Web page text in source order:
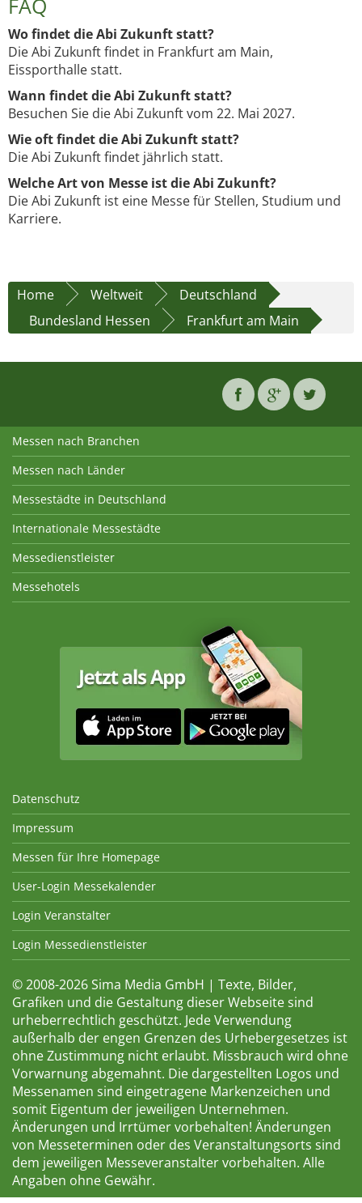
FAQ
Wo findet die Abi Zukunft statt?
Die Abi Zukunft findet in Frankfurt am Main,
Eissporthalle statt.
Wann findet die Abi Zukunft statt?
Besuchen Sie die Abi Zukunft vom 22. Mai 2027.
Wie oft findet die Abi Zukunft statt?
Die Abi Zukunft findet jährlich statt.
Welche Art von Messe ist die Abi Zukunft?
Die Abi Zukunft ist eine Messe für Stellen, Studium und
Karriere.
Home Weltweit
Deutschland
Bundesland Hessen
Frankfurt am Main
Messen nach Branchen
Messen nach Länder
Messestädte in Deutschland
Internationale Messestädte
Messedienstleister
Messehotels
Datenschutz
Impressum
Messen für Ihre Homepage
User-Login Messekalender
Login Veranstalter
Login Messedienstleister
© 2008-2026 Sima Media GmbH | Texte, Bilder,
Grafiken und die Gestaltung dieser Webseite sind
urheberrechtlich geschützt. Jede Verwendung
außerhalb der engen Grenzen des Urhebergesetzes ist
ohne Zustimmung nicht erlaubt. Missbrauch wird ohne
Vorwarnung abgemahnt. Die dargestellten Logos und
Messenamen sind eingetragene Markenzeichen und
somit Eigentum der jeweiligen Unternehmen.
Änderungen und Irrtümer vorbehalten! Änderungen
von Messeterminen oder des Veranstaltungsorts sind
dem jeweiligen Messeveranstalter vorbehalten. Alle
Angaben ohne Gewähr.